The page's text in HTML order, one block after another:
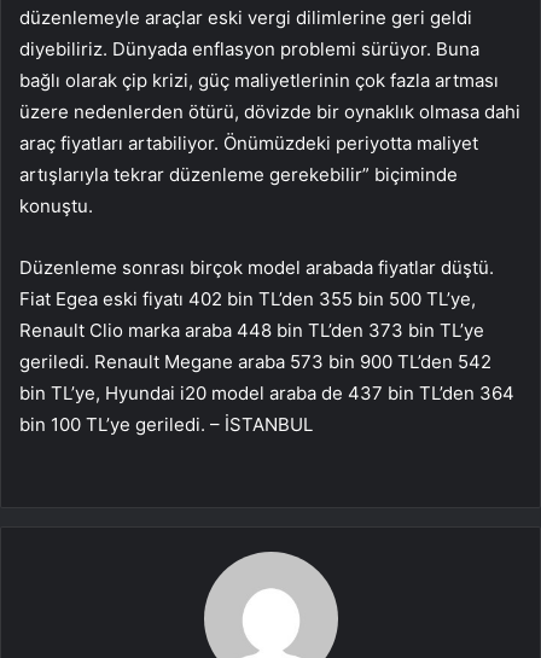
düzenlemeyle araçlar eski vergi dilimlerine geri geldi
diyebiliriz. Dünyada enflasyon problemi sürüyor. Buna
bağlı olarak çip krizi, güç maliyetlerinin çok fazla artması
üzere nedenlerden ötürü, dövizde bir oynaklık olmasa dahi
araç fiyatları artabiliyor. Önümüzdeki periyotta maliyet
artışlarıyla tekrar düzenleme gerekebilir” biçiminde
konuştu.
Düzenleme sonrası birçok model arabada fiyatlar düştü.
Fiat Egea eski fiyatı 402 bin TL’den 355 bin 500 TL’ye,
Renault Clio marka araba 448 bin TL’den 373 bin TL’ye
geriledi. Renault Megane araba 573 bin 900 TL’den 542
bin TL’ye, Hyundai i20 model araba de 437 bin TL’den 364
bin 100 TL’ye geriledi. – İSTANBUL